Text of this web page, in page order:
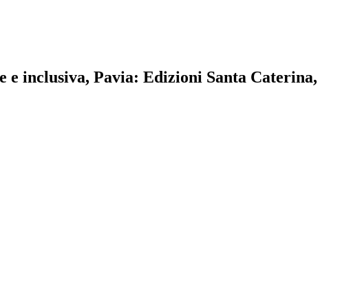
inclusiva, Pavia: Edizioni Santa Caterina,